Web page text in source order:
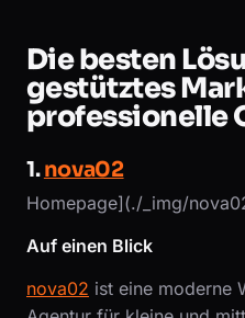
Die besten
gestütztes
professionelle
1.nova02
Homepage](./_img/
Auf einen Blick
nova02 ist eine moderne